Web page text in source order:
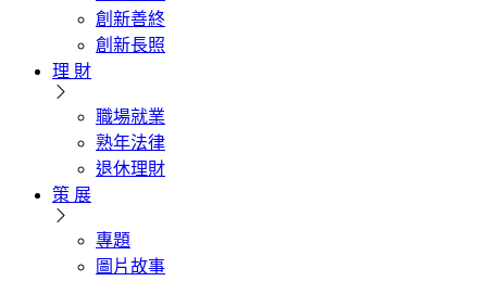
創新善終
創新長照
理 財
職場就業
熟年法律
退休理財
策 展
專題
圖片故事